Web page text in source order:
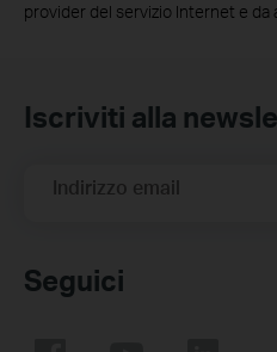
provider del servizio Internet e da
Iscriviti alla
Indirizzo email
Seguici